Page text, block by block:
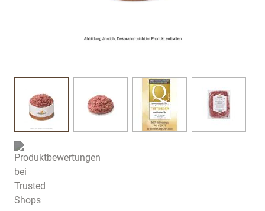
View larger imageView larger image